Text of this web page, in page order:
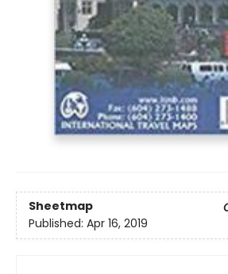
Sheetmap
Published: Apr 16, 2019